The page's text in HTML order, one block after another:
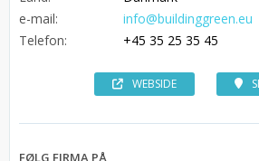
e-mail:
info@buildinggreen.eu
Telefon:
+45 35 25 35 45
WEBSIDE
FØLG FIRMA PÅ